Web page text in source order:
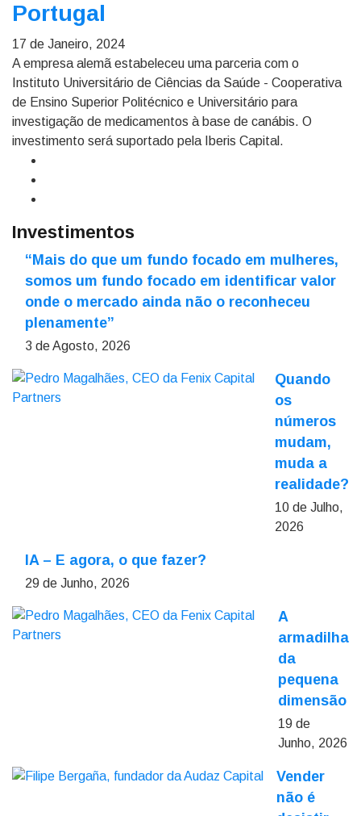
Portugal
17 de Janeiro, 2024
A empresa alemã estabeleceu uma parceria com o
Instituto Universitário de Ciências da Saúde - Cooperativa
de Ensino Superior Politécnico e Universitário para
investigação de medicamentos à base de canábis. O
investimento será suportado pela Iberis Capital.
Investimentos
“Mais do que um fundo focado em mulheres,
somos um fundo focado em identificar valor
onde o mercado ainda não o reconheceu
plenamente”
3 de Agosto, 2026
Quando
os
números
mudam,
muda a
realidade?
10 de Julho,
2026
IA – E agora, o que fazer?
29 de Junho, 2026
A
armadilha
da
pequena
dimensão
19 de
Junho, 2026
Vender
não é